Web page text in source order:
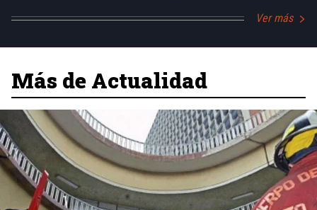
Ver más
Más de Actualidad